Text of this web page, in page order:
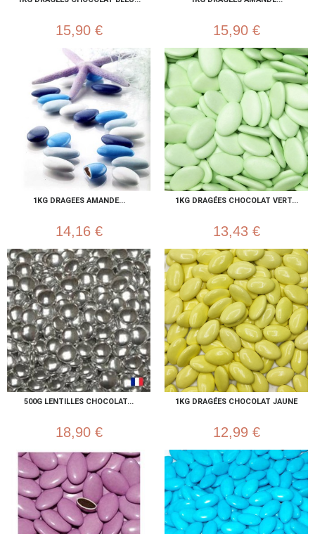
15,90 € 15,90 €
1KG DRAGEES AMANDE...
14,16 €
1KG DRAGÉES CHOCOLAT VERT...
13,43 €
500G LENTILLES CHOCOLAT...
18,90 €
1KG DRAGÉES CHOCOLAT JAUNE
12,99 €